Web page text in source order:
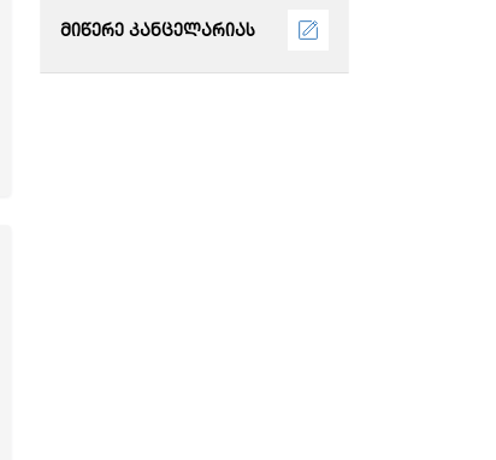
მიწერე კანცელარიას